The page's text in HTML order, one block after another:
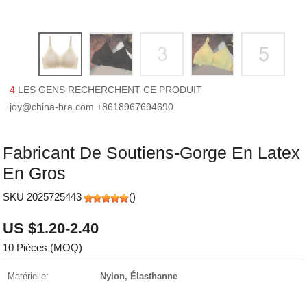
4 LES GENS RECHERCHENT CE PRODUIT
joy@china-bra.com +8618967694690
Fabricant De Soutiens-Gorge En Latex
En Gros
SKU 2025725443 ()
US $1.20-2.40
10 Pièces (MOQ)
Matérielle:
Nylon, Élasthanne